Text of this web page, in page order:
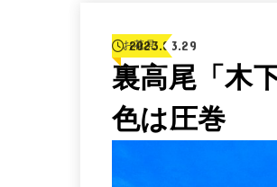
お花見
2023.03.29
裏高尾「木
色は圧巻